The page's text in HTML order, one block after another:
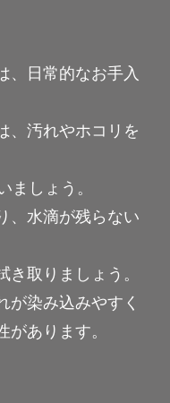
、日常的なお手入
、汚れやホコリを
ましょう。
、水滴が残らない
き取りましょう。
が染み込みやすく
あります。